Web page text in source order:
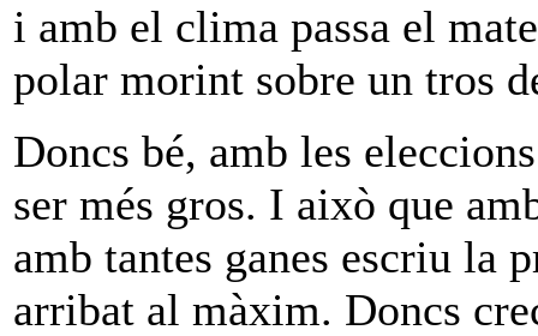
i amb el clima passa el
polar morint sobre un tros
Doncs bé, amb les
ser més gros. I això que
amb tantes ganes escriu la
arribat al màxim. Doncs